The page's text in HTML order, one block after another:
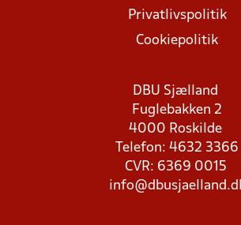
Privatlivspolitik
Cookiepolitik
DBU Sjælland
Fuglebakken 2
4000 Roskilde
Telefon: 4632 3366
CVR: 6369 0015